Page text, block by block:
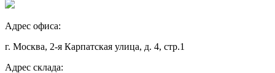
Адрес офиса:
г. Москва, 2-я Карпатская улица, д. 4, стр.1
Адрес склада: